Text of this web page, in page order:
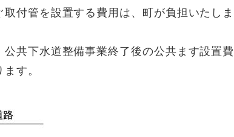
付管を設置する費用は、町が負担いたしま
共下水道整備事業終了後の公共ます設置費
す。